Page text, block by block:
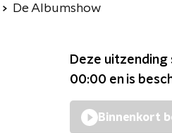
De Albumshow
Deze
00:00 en is
Binnenkort